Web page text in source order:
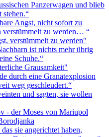
Panzerwagen und blieb
stehen.“
Angst, nicht sofort zu
verstümmelt zu werden… “
verstümmelt zu werden"
ist nichts mehr übrig
Schuhe.“
Grausamkeit"
durch eine Granatexplosion
weg geschleudert.“
und sagten, sie wollen
- der Moses von Mariupol
sie angerichtet haben,